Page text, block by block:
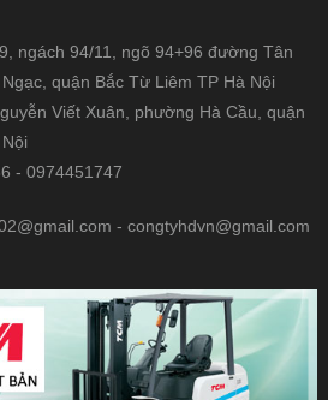
ngách 94/11, ngõ 94+96 đường Tân
quận Bắc Từ Liêm TP Hà Nội
Viết Xuân, phường Hà Cầu, quận
- 0974451747
- congtyhdvn@gmail.com